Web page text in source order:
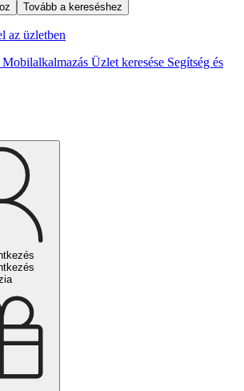
Tovább a kereséshez
az üzletben
Mobilalkalmazás Üzlet keresése Segítség és